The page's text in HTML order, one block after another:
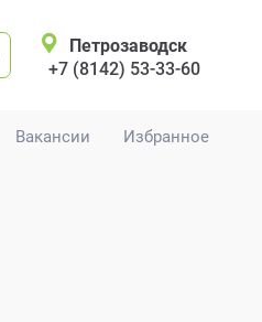
Вакансии Избранное
Петрозаводск
+7 (8142) 53-33-60